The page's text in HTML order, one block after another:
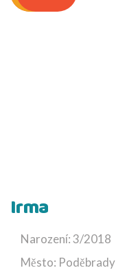
Irma
Narození: 3/2018
Město: Poděbrady